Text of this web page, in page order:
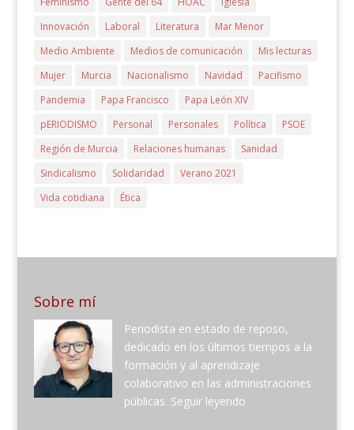
Innovación
Laboral Literatura
Mar Menor
Medio Ambiente
Medios de comunicación
Mis lecturas
Mujer
Murcia Nacionalismo Navidad
Pacifismo
Pandemia
Papa Francisco
Papa León XIV
pERIODISMO
Personal Personales Política
PSOE
Región de Murcia
Relaciones humanas
Sanidad
Sindicalismo
Solidaridad
Verano 2021
Vida cotidiana
Ética
Sobre mí
Periodista en estado de reposo,
dedicado en los últimos tiempos a la
formación y al aprendizaje
colaborativo en las administraciones
públicas. Seguir leyendo